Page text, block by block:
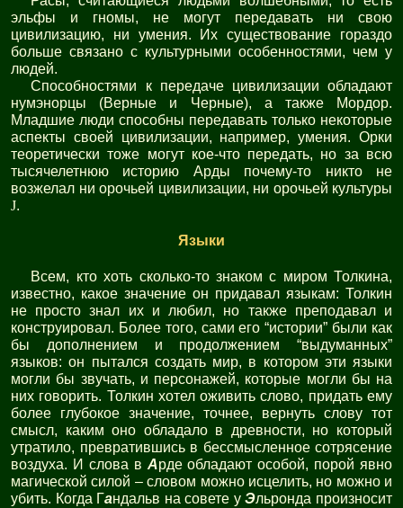
эльфы и гномы, не могут передавать ни свою
цивилизацию, ни умения. Их существование гораздо
больше связано с культурными особенностями, чем у
людей.
Способностями к передаче цивилизации обладают
нумэнорцы (Верные и Черные), а также Мордор.
Младшие люди способны передавать только некоторые
аспекты своей цивилизации, например, умения. Орки
теоретически тоже могут кое-что передать, но за всю
тысячелетнюю историю Арды почему-то никто не
возжелал ни орочьей цивилизации, ни орочьей культуры
J.
Языки
Всем, кто хоть сколько-то знаком с миром Толкина,
известно, какое значение он придавал языкам: Толкин
не просто знал их и любил, но также преподавал и
конструировал. Более того, сами его “истории” были как
бы дополнением и продолжением “выдуманных”
языков: он пытался создать мир, в котором эти языки
могли бы звучать, и персонажей, которые могли бы на
них говорить. Толкин хотел оживить слово, придать ему
более глубокое значение, точнее, вернуть слову тот
смысл, каким оно обладало в древности, но который
утратило, превратившись в бессмысленное сотрясение
воздуха. И слова вАрде обладают особой, порой явно
магической силой – словом можно исцелить, но можно и
убить. Когда Гандальв на совете уЭльронда произносит